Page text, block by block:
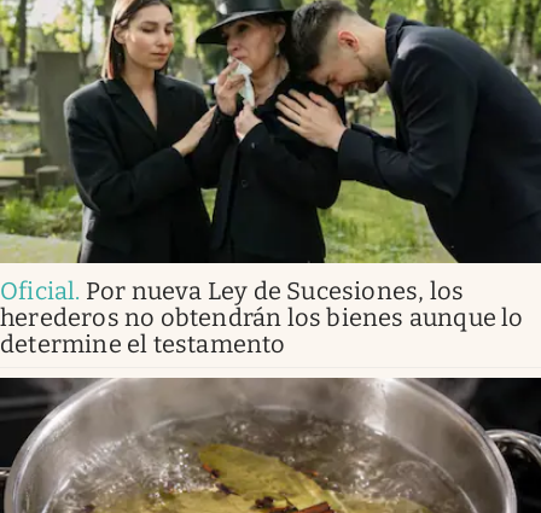
Oficial. Por nueva Ley de Sucesiones, los
herederos no obtendrán los bienes aunque lo
determine el testamento